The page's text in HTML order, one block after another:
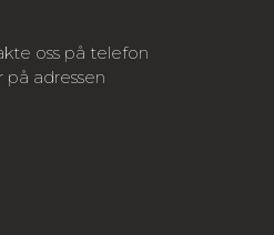
oss på telefon
adressen